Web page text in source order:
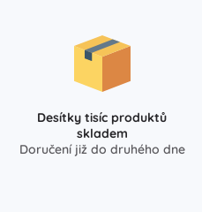
Desítky tisíc produktů
skladem
Doručení již do druhého dne